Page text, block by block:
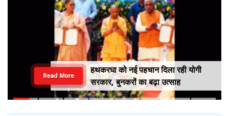
हथकरघा को नई पहचान दिला रही योगी
सरकार, बुनकरों का बढ़ा उत्साह
Read More